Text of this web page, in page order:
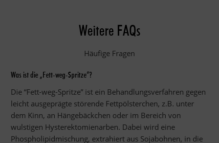
Weitere FAQs
Häufige Fragen
Was ist die „Fett-weg-Spritze“?
Die “Fett-weg-Spritze” ist ein Behandlungsverfahren gegen
leicht ausgeprägte störende Fettpölsterchen, z.B. unter
dem Kinn, an Hängebäckchen oder im Bereich von
wulstigen Hysterektomienarben. Dabei wird eine
Phospholipidmischung, extrahiert aus Sojabohnen, in die